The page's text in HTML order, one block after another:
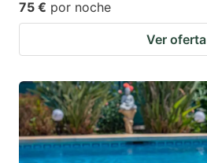
75 € por noche
Ver oferta